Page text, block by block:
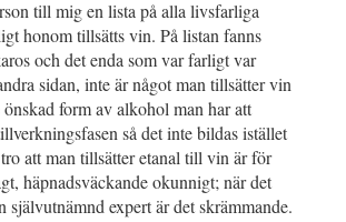
till mig en lista på alla livsfarliga
honom tillsätts vin. På listan fanns
och det enda som var farligt var
sidan, inte är något man tillsätter vin
form av alkohol man har att
så det inte bildas istället
att man tillsätter etanal till vin är för
häpnadsväckande okunnigt; när det
självutnämnd expert är det skrämmande.